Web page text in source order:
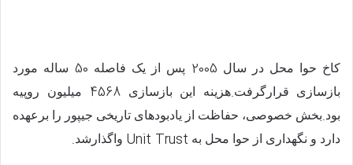
کاخ حوا محل در سال 2005 پس از یک فاصله 50 ساله مورد
بازسازی قرارگرفت.هزینه این بازسازی 4568
میلیون روپیه
بود.بخش خصوصی، حفاظت از یادبودهای تاریخی جیپور را برعهده
دارد و نگهداری از حوا محل به Unit Trust واگذارشد.